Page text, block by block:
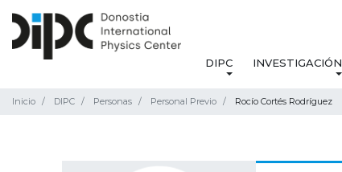
DIPC INVESTIGACIÓN
Inicio DIPC Personas Personal Previo Rocío Cortés Rodríguez